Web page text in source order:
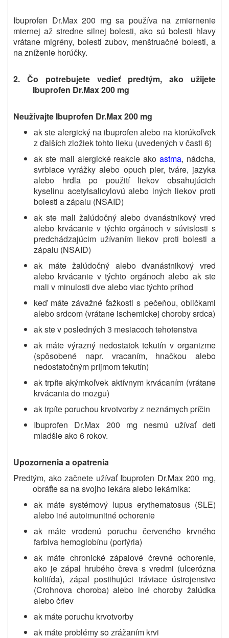
Ibuprofen Dr.Max 200 mg sa používa na zmiernenie
miernej až stredne silnej bolesti, ako sú bolesti hlavy
vrátane migrény, bolesti zubov, menštruačné bolesti, a
na zníženie horúčky.
2.
Čo potrebujete vedieť predtým, ako užijete
Ibuprofen Dr.Max 200 mg
Neužívajte Ibuprofen Dr.Max 200 mg
ak ste alergický na ibuprofen alebo na ktorúkoľvek
z ďalších zložiek tohto lieku (uvedených v časti 6)
ak ste mali alergické reakcie akoastma, nádcha,
svrbiace vyrážky alebo opuch pier, tváre, jazyka
alebo hrdla po použití liekov obsahujúcich
kyselinu acetylsalicylovú alebo iných liekov proti
bolesti a zápalu (NSAID)
ak ste mali žalúdočný alebo dvanástnikový vred
alebo krvácanie v týchto orgánoch v súvislosti s
predchádzajúcim užívaním liekov proti bolesti a
zápalu (NSAID)
ak máte žalúdočný alebo dvanástnikový vred
alebo krvácanie v týchto orgánoch alebo ak ste
mali v minulosti dve alebo viac týchto príhod
keď máte závažné ťažkosti s pečeňou, obličkami
alebo srdcom (vrátane ischemickej choroby srdca)
ak ste v posledných 3 mesiacoch tehotenstva
ak máte výrazný nedostatok tekutín v organizme
(spôsobené napr. vracaním, hnačkou alebo
nedostatočným príjmom tekutín)
ak trpíte akýmkoľvek aktívnym krvácaním (vrátane
krvácania do mozgu)
ak trpíte poruchou krvotvorby z neznámych príčin
Ibuprofen Dr.Max 200 mg nesmú užívať deti
mladšie ako 6 rokov.
Upozornenia a opatrenia
Predtým, ako začnete užívať Ibuprofen Dr.Max 200 mg,
obráťte sa na svojho lekára alebo lekárnika:
ak máte systémový lupus erythematosus (SLE)
alebo iné autoimunitné ochorenie
ak máte vrodenú poruchu červeného krvného
farbiva hemoglobínu (porfýria)
ak máte chronické zápalové črevné ochorenie,
ako je zápal hrubého čreva s vredmi (ulcerózna
kolitída), zápal postihujúci tráviace ústrojenstvo
(Crohnova choroba) alebo iné choroby žalúdka
alebo čriev
ak máte poruchu krvotvorby
ak máte problémy so zrážaním krvi